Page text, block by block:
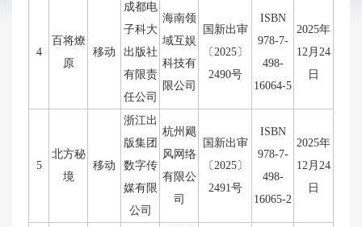
4
百将燎
原
移动
成都电
子科大
出版社
有限责
任公司
海南领
域互娱
科技有
限公司
国新出审
〔2025〕
2490号
ISBN
978-7-
498-
16064-5
2025年
12月24
日
5
北方秘
境
移动
浙江出
版集团
数字传
媒有限
公司
杭州飓
风网络
有限公
司
国新出审
〔2025〕
2491号
ISBN
978-7-
498-
16065-2
2025年
12月24
日